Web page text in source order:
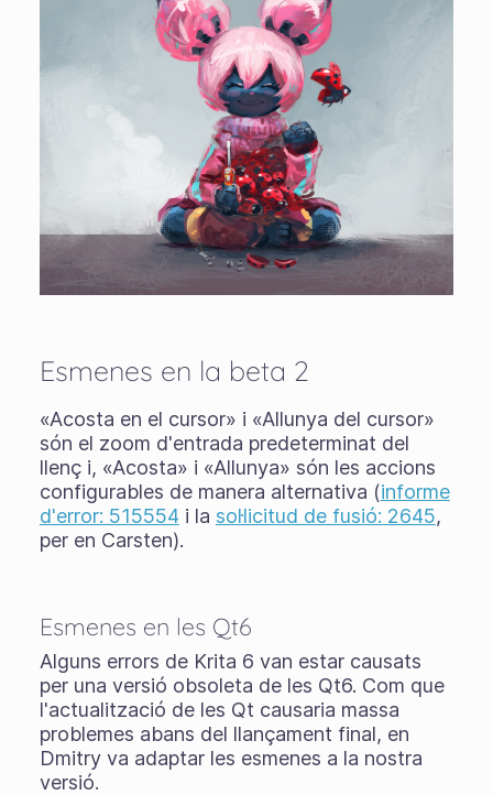
Esmenes en la beta 2
«Acosta en el cursor» i «Allunya del cursor»
són el zoom d'entrada predeterminat del
llenç i, «Acosta» i «Allunya» són les accions
configurables de manera alternativa (informe
d'error: 515554 i la sol·licitud de fusió: 2645,
per en Carsten).
Esmenes en les Qt6
Alguns errors de Krita 6 van estar causats
per una versió obsoleta de les Qt6. Com que
l'actualització de les Qt causaria massa
problemes abans del llançament final, en
Dmitry va adaptar les esmenes a la nostra
versió.